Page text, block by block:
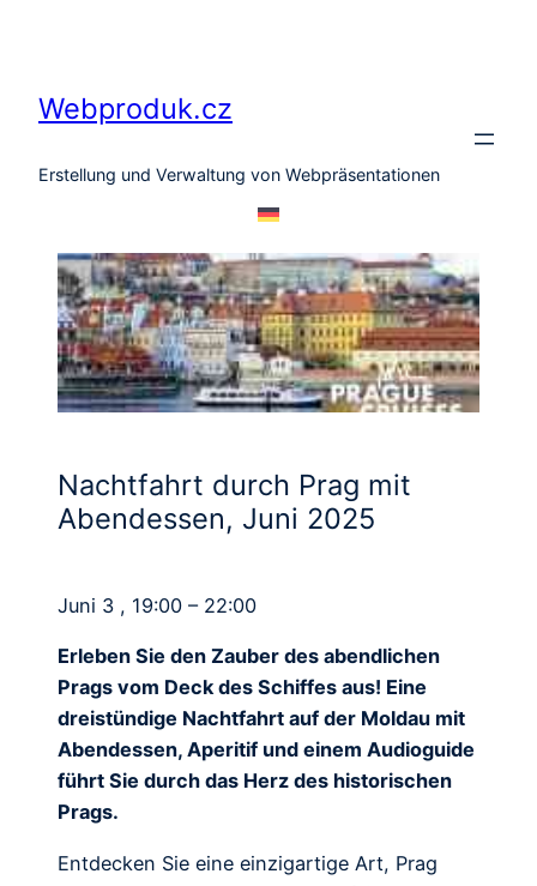
Webproduk.cz
Erstellung und Verwaltung von Webpräsentationen
Nachtfahrt durch Prag mit
Abendessen, Juni 2025
Juni 3 , 19:00 – 22:00
Erleben Sie den Zauber des abendlichen
Prags vom Deck des Schiffes aus! Eine
dreistündige Nachtfahrt auf der Moldau mit
Abendessen, Aperitif und einem Audioguide
führt Sie durch das Herz des historischen
Prags.
Entdecken Sie eine einzigartige Art, Prag